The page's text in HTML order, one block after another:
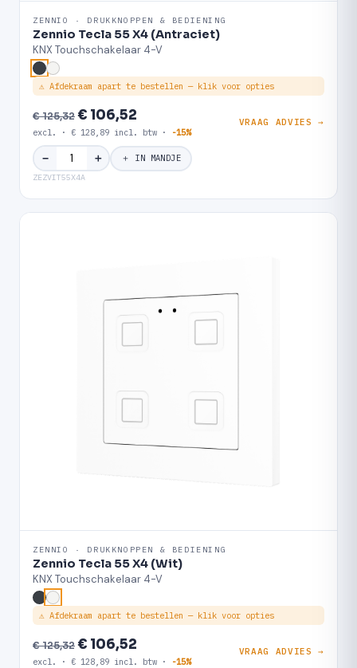
ZENNIO · DRUKKNOPPEN & BEDIENING
Zennio Tecla 55 X4 (Antraciet)
KNX Touchschakelaar 4-V
⚠ Afdekraam apart te bestellen — klik voor opties
€ 125,32€ 106,52
excl. · € 128,89 incl. btw · -15%
VRAAG ADVIES →
− ＋ ＋ IN MANDJE
ZEZVIT55X4A
ZENNIO · DRUKKNOPPEN & BEDIENING
Zennio Tecla 55 X4 (Wit)
KNX Touchschakelaar 4-V
⚠ Afdekraam apart te bestellen — klik voor opties
€ 125,32€ 106,52
excl. · € 128,89 incl. btw · -15%
VRAAG ADVIES →